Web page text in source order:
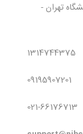
تهران -
1314744375
09195907201
021-66176713